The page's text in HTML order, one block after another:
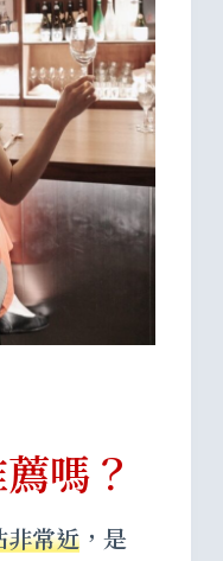
嗎？
非常近，是